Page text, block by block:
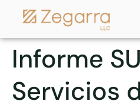
Informe
Servicios